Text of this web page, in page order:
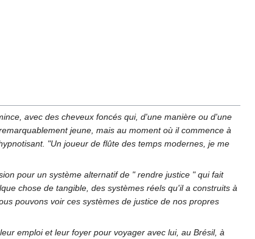
avec des cheveux foncés qui, d'une manière ou d'une
jeune, mais au moment où il commence à
"Un joueur de flûte des temps modernes, je me
pour un système alternatif de " rendre justice " qui fait
chose de tangible, des systèmes réels qu'il a construits à
pouvons voir ces systèmes de justice de nos propres
emploi et leur foyer pour voyager avec lui, au Brésil, à